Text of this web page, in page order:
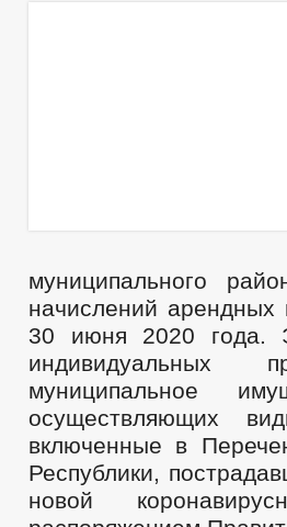
муниципального
начислений
30 июня 2020 года.
индивидуальных
муниципальное
осуществляющих
включенные в
Республики,
новой